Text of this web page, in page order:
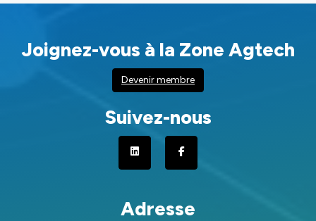
Joignez-vous à la Zone Agtech
Devenir membre
Suivez-nous
Adresse